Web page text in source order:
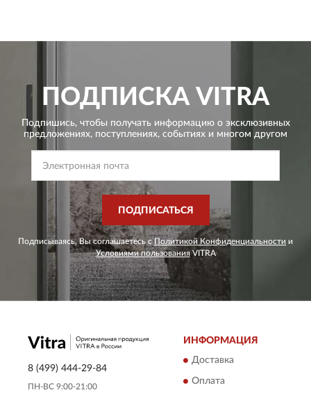
ПОДПИСКА VITRA
Подпишись, чтобы получать информацию о эксклюзивных
предложениях, поступлениях, событиях и многом другом
ПОДПИСАТЬСЯ
Подписываясь, Вы соглашаетесь сПолитикой Конфиденциальности и
Условиями пользованияVITRA
8 (499) 444-29-84
ПН-ВС 9:00-21:00
ИНФОРМАЦИЯ
Доставка
Оплата